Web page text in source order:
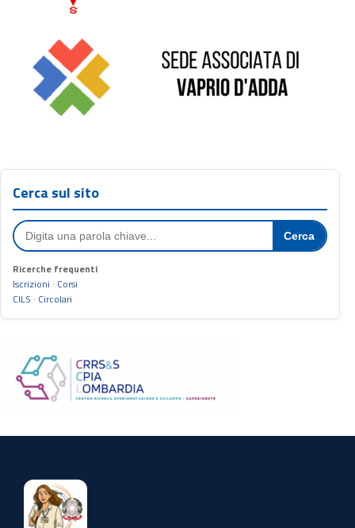
Cerca sul sito
Cerca
Ricerche frequenti
Iscrizioni · Corsi
CILS · Circolari